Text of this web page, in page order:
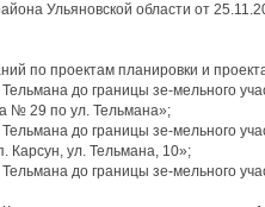
Ульяновской области от
по проектам планировки и
до границы зе-мельного
№ 29 по ул. Тельмана»;
Тельмана до границы зе-мельного
Карсун, ул. Тельмана, 10»;
до границы зе-мельного